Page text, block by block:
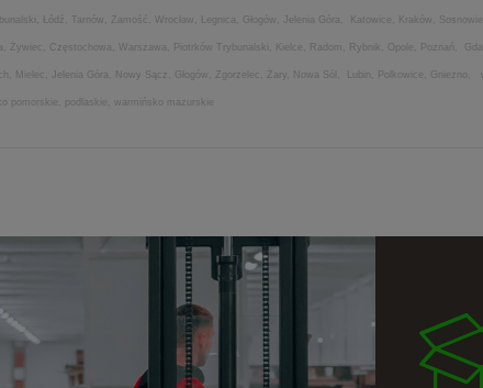
Łódź, Tarnów, Zamość, Wrocław, Legnica, Głogów, Jelenia Góra, Katowice, Kraków,
Żywiec, Częstochowa, Warszawa, Piotrków Trybunalski, Kielce, Radom, Rybnik, Opole, Poznań,
Mielec, Jelenia Góra, Nowy Sącz, Głogów, Zgorzelec, Żary, Nowa Sól, Lubin, Polkowice,
pomorskie, podlaskie, warmińsko mazurskie